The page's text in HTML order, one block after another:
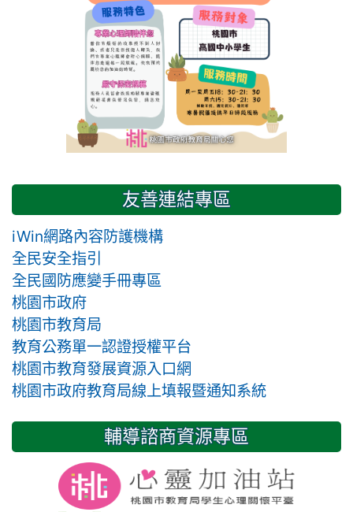
友善連結專區
iWin網路內容防護機構
全民安全指引
全民國防應變手冊專區
桃園市政府
桃園市教育局
教育公務單一認證授權平台
桃園市教育發展資源入口網
桃園市政府教育局線上填報暨通知系統
輔導諮商資源專區